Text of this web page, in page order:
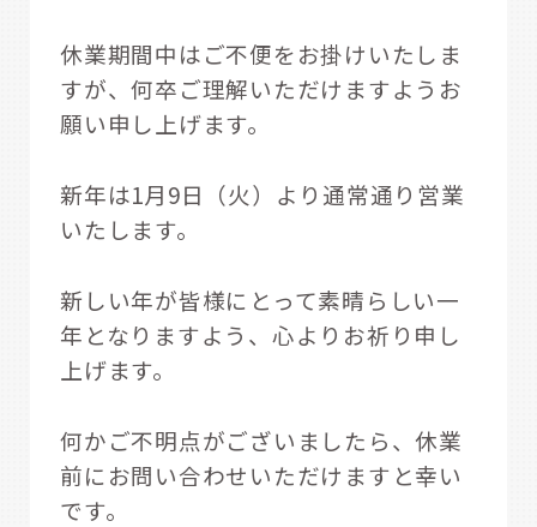
休業期間中はご不便をお掛けいたしま
すが、何卒ご理解いただけますようお
願い申し上げます。
新年は1月9日（火）より通常通り営業
いたします。
新しい年が皆様にとって素晴らしい一
年となりますよう、心よりお祈り申し
上げます。
何かご不明点がございましたら、休業
前にお問い合わせいただけますと幸い
です。